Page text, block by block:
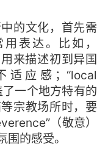
的文化，首先需
表达。比如，
来描述初到异国
应感；“local
一个地方特有的
宗教场所时，要
（敬意）
的感受。